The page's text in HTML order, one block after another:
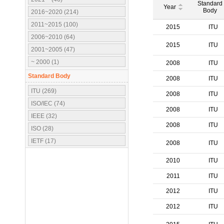
2016~2020 (214)
2011~2015 (100)
2006~2010 (64)
2001~2005 (47)
~ 2000 (1)
Standard Body
ITU (269)
ISO/IEC (74)
IEEE (32)
ISO (28)
IETF (17)
Year
Standard
Body
2015 ITU
2015 ITU
2008 ITU
2008 ITU
2008 ITU
2008 ITU
2008 ITU
2008 ITU
2010 ITU
2011 ITU
2012 ITU
2012 ITU